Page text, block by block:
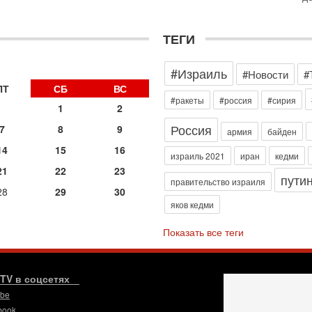
1-
СБ
ВС
1
2
7 8
9
15
16
22
23
29 30
ТЕГИ
#Израиль
#Новости
#ракеты #россия #сирия
Россия армия байден
израиль 2021 иран кедми
правительство израиля путин
яков кедми
Показать все теги
в соцсетях